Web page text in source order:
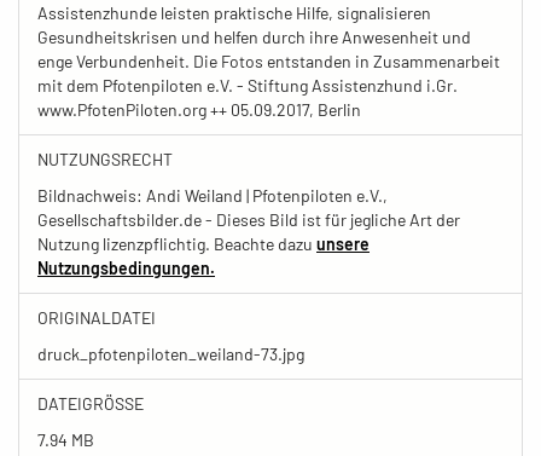
Assistenzhunde leisten praktische Hilfe, signalisieren
Gesundheitskrisen und helfen durch ihre Anwesenheit und
enge Verbundenheit. Die Fotos entstanden in Zusammenarbeit
mit dem Pfotenpiloten e.V. - Stiftung Assistenzhund i.Gr.
www.PfotenPiloten.org ++ 05.09.2017, Berlin
NUTZUNGSRECHT
Bildnachweis: Andi Weiland | Pfotenpiloten e.V.,
Gesellschaftsbilder.de - Dieses Bild ist für jegliche Art der
Nutzung lizenzpflichtig. Beachte dazu unsere
Nutzungsbedingungen.
ORIGINALDATEI
druck_pfotenpiloten_weiland-73.jpg
DATEIGRÖSSE
7.94 MB